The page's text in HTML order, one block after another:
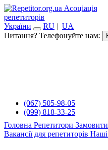
Асоціація
репетиторів
України
RU | UA
Питання? Телефонуйте нам:
(067) 505-98-05
(099) 818-33-25
Головна Репетитори
Вакансії для репетиторів Наші